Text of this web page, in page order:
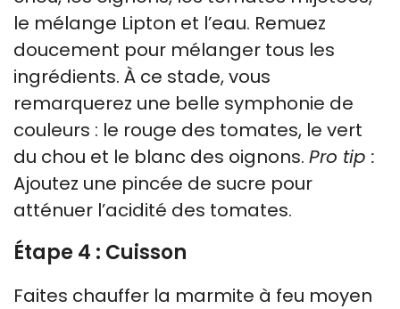
le mélange Lipton et l’eau. Remuez
doucement pour mélanger tous les
ingrédients. À ce stade, vous
remarquerez une belle symphonie de
couleurs : le rouge des tomates, le vert
du chou et le blanc des oignons. Pro tip :
Ajoutez une pincée de sucre pour
atténuer l’acidité des tomates.
Étape 4 : Cuisson
Faites chauffer la marmite à feu moyen